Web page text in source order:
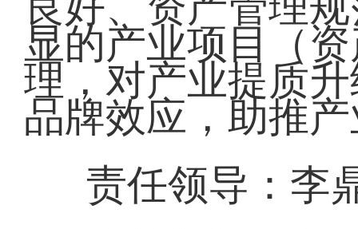
显的产业项目（
理，对产业提质
品牌效应，助推
责任领导：李